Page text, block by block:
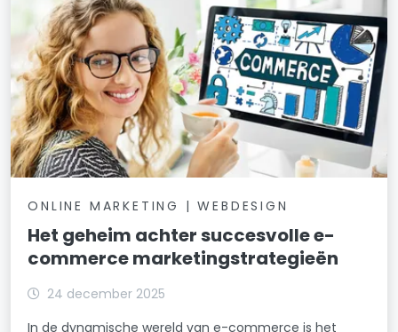
ONLINE MARKETING | WEBDESIGN
Het geheim achter succesvolle e-
commerce marketingstrategieën
24 december 2025
In de dynamische wereld van e-commerce is het